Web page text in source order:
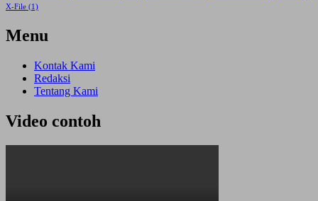
X-File (1)
Menu
Kontak Kami
Redaksi
Tentang Kami
Video contoh